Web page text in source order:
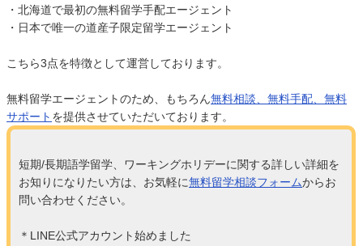
・北海道で最初の無料留学手配エージェント
・日本で唯一の道産子限定留学エージェント
こちら3点を特徴として運営しております。
無料留学エージェントのため、もちろん無料相談、無料手配、無料
サポート を提供させていただいております。
短期/長期語学留学、ワーキングホリデーに関する詳しい詳細を
お知りになりたい方は、お気軽に無料留学相談フォームからお
問い合わせください。
＊LINE公式アカウント始めました